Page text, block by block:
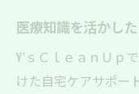
医療知識を活かし
Y’ｓＣｌｅａｎＵｐ
けた自宅ケアサポー